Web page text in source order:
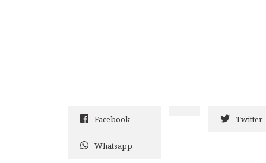
Facebook Twitter
Whatsapp